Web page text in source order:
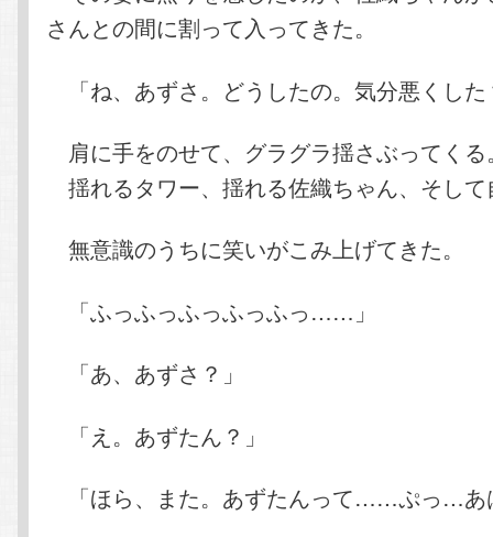
さんとの間に割って入ってきた。
「ね、あずさ。どうしたの。気分悪くした
肩に手をのせて、グラグラ揺さぶってくる
揺れるタワー、揺れる佐織ちゃん、そして
無意識のうちに笑いがこみ上げてきた。
「ふっふっふっふっふっ……」
「あ、あずさ？」
「え。あずたん？」
「ほら、また。あずたんって……ぷっ…